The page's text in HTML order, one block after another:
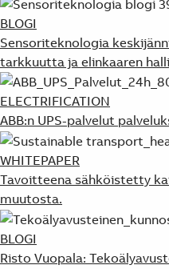
BLOGI
Sensoriteknologia
tarkkuutta ja elinkaaren
ELECTRIFICATION
ABB:n UPS-palvelut
WHITEPAPER
Tavoitteena sähköistetty
muutosta.
BLOGI
Risto Vuopala: